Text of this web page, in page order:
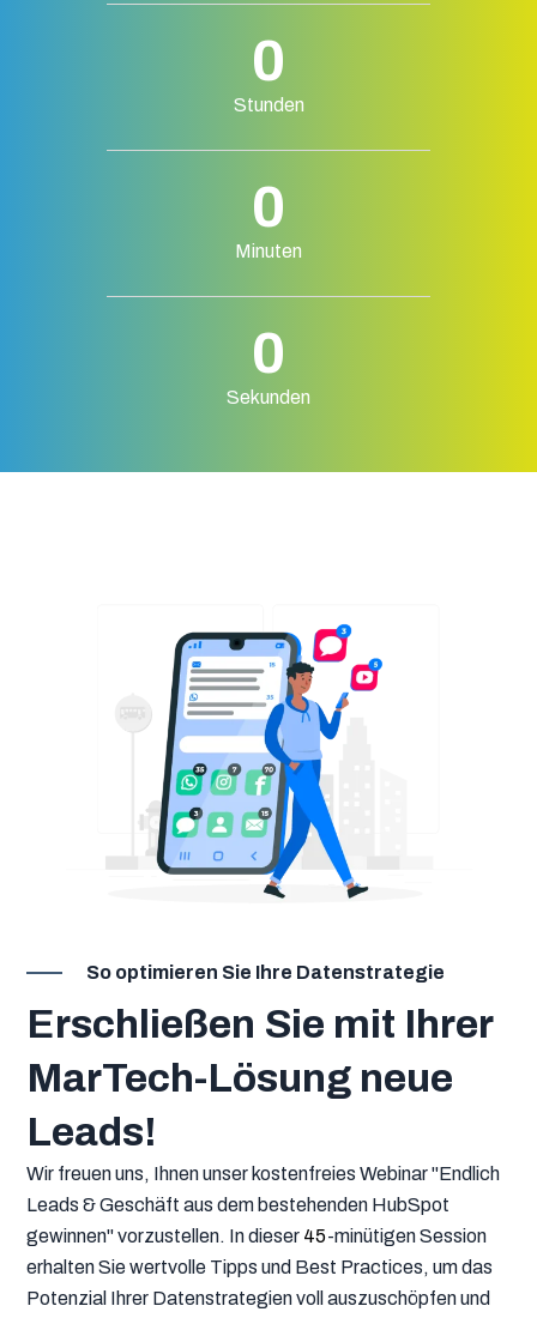
0
Stunden
0
Minuten
0
Sekunden
So optimieren Sie Ihre Datenstrategie
Erschließen Sie mit Ihrer
MarTech-Lösung neue
Leads!
Wir freuen uns, Ihnen unser kostenfreies Webinar "Endlich
Leads & Geschäft aus dem bestehenden HubSpot
gewinnen" vorzustellen. In dieser 45-minütigen Session
erhalten Sie wertvolle Tipps und Best Practices, um das
Potenzial Ihrer Datenstrategien voll auszuschöpfen und